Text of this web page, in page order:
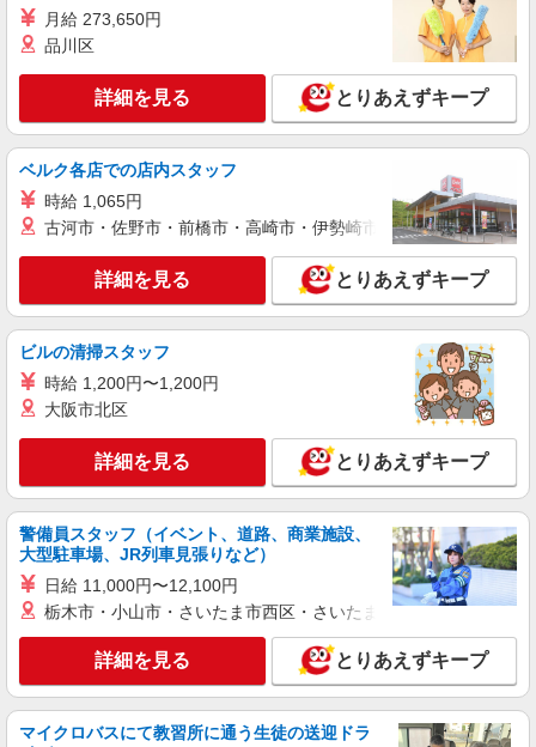
キープ 詳細を見る
株式会社テクノ・サービス/お仕事No/0914980
青果の品出し
時給1210円交通費全額支給
広島県福山市 ＊車・バイク通勤OK
詳細を見る
派遣社員
株式会社テクノ・サービス/お仕事No/0901241
NC旋盤オペレーター
時給1250円交通費全額支給
広島県福山市 ＊車・バイク通勤OK
キープ 詳細を見る
派遣社員
株式会社テクノ・サービス/お仕事No/0895061
部品の研磨・検品など
時給1120円交通費全額支給
広島県福山市 ＊車・バイク通勤OK
キープ 詳細を見る
月給 273,650円
品川区
詳細を見る とりあえずキープ
ベルク各店での店内スタッフ
時給 1,065円
古河市・佐野市・前橋市・高崎市・伊勢崎市・太田市・館林市
詳細を見る とりあえずキープ
ビルの清掃スタッフ
時給 1,200円〜1,200円
大阪市北区
詳細を見る とりあえずキープ
警備員スタッフ（イベント、道路、商業施設、
大型駐車場、JR列車見張りなど）
日給 11,000円〜12,100円
栃木市・小山市・さいたま市西区・さいたま市岩槻区・久喜市・
詳細を見る とりあえずキープ
マイクロバスにて教習所に通う生徒の送迎ドラ